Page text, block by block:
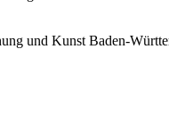
und Kunst Baden-